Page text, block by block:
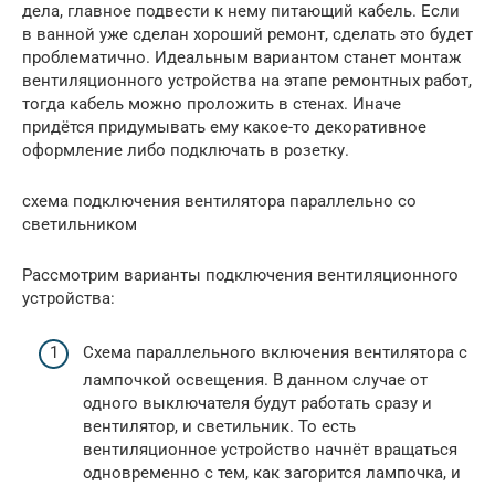
дела, главное подвести к нему питающий кабель. Если
в ванной уже сделан хороший ремонт, сделать это будет
проблематично. Идеальным вариантом станет монтаж
вентиляционного устройства на этапе ремонтных работ,
тогда кабель можно проложить в стенах. Иначе
придётся придумывать ему какое-то декоративное
оформление либо подключать в розетку.
схема подключения вентилятора параллельно со
светильником
Рассмотрим варианты подключения вентиляционного
устройства:
Схема параллельного включения вентилятора с
лампочкой освещения. В данном случае от
одного выключателя будут работать сразу и
вентилятор, и светильник. То есть
вентиляционное устройство начнёт вращаться
одновременно с тем, как загорится лампочка, и